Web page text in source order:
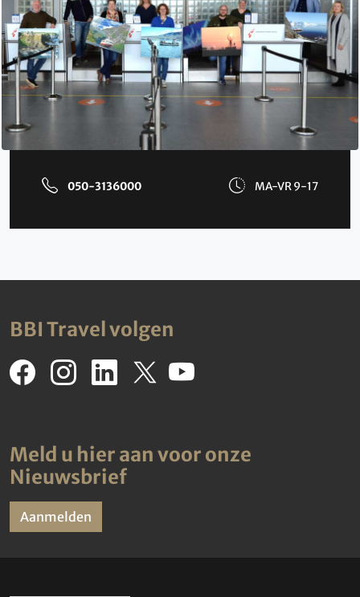
050-3136000 MA-VR 9-17
BBI Travel volgen
Meld u hier aan voor onze
Nieuwsbrief
Aanmelden